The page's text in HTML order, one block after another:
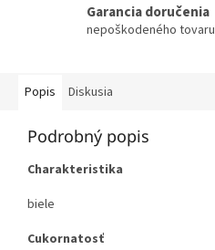
Garancia doručenia
nepoškodeného tovaru
Popis Diskusia
Podrobný popis
Charakteristika
biele
Cukornatosť